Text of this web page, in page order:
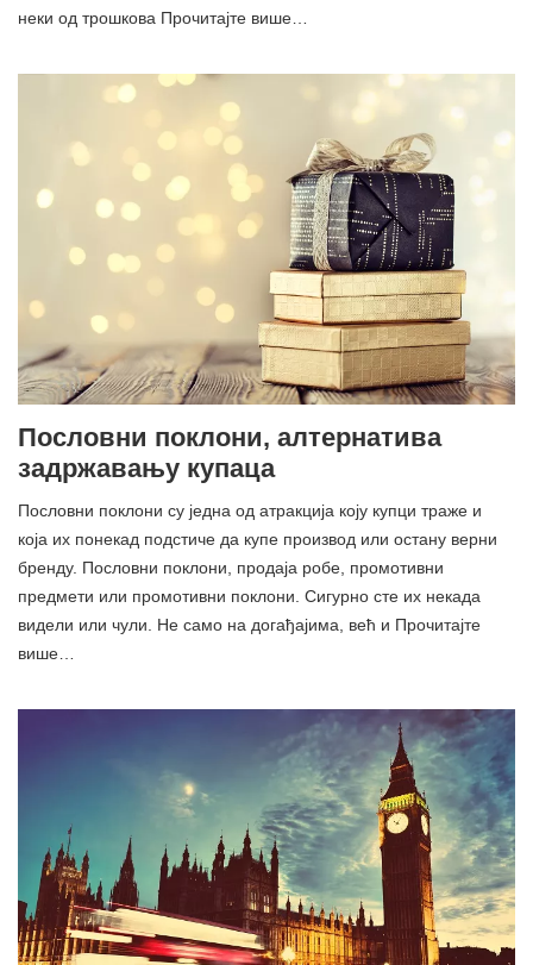
неки од трошкова Прочитајте више…
Пословни поклони, алтернатива
задржавању купаца
Пословни поклони су једна од атракција коју купци траже и
која их понекад подстиче да купе производ или остану верни
бренду. Пословни поклони, продаја робе, промотивни
предмети или промотивни поклони. Сигурно сте их некада
видели или чули. Не само на догађајима, већ и Прочитајте
више…